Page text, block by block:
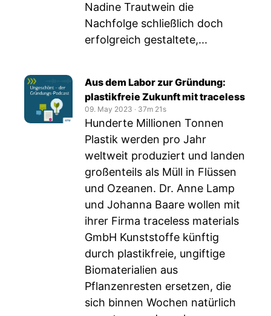
Nadine Trautwein die
Nachfolge schließlich doch
erfolgreich gestaltete,...
Aus dem Labor zur Gründung:
plastikfreie Zukunft mit traceless
09. May 2023 ‧ 37m 21s
Hunderte Millionen Tonnen
Plastik werden pro Jahr
weltweit produziert und landen
großenteils als Müll in Flüssen
und Ozeanen. Dr. Anne Lamp
und Johanna Baare wollen mit
ihrer Firma traceless materials
GmbH Kunststoffe künftig
durch plastikfreie, ungiftige
Biomaterialien aus
Pflanzenresten ersetzen, die
sich binnen Wochen natürlich